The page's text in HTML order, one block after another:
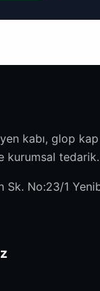
kabı, glop
kurumsal tedarik.
Sk. No:23/1